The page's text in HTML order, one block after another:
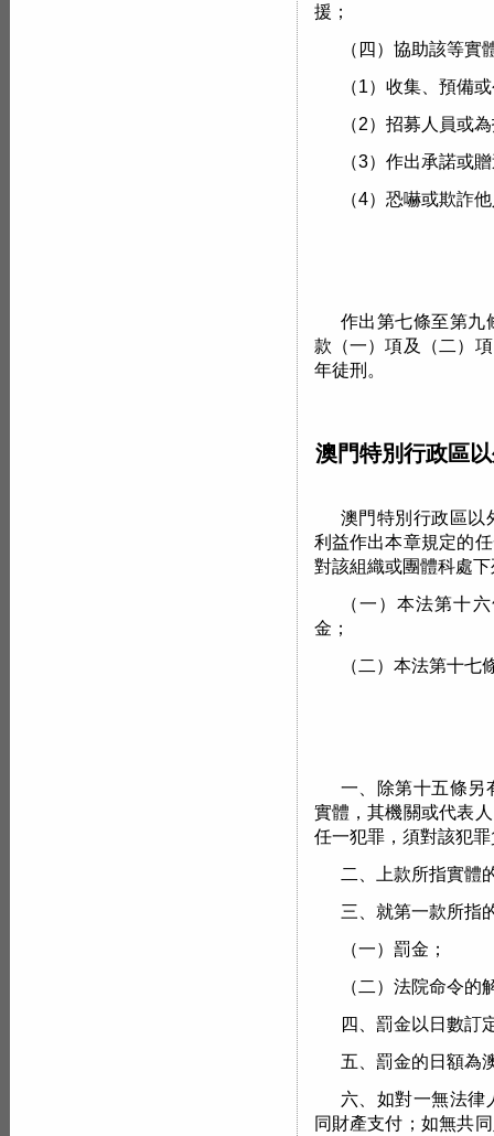
援；
（四）協助該等實
（1）收集、預備
（2）招募人員或
（3）作出承諾或
（4）恐嚇或欺詐
作出第七條至第九
款（一）項及（二）
年徒刑。
澳門特別行政區
澳門特別行政區以
利益作出本章規定的
對該組織或團體科處
（一）本法第十
金；
（二）本法第十七
一、除第十五條另
實體，其機關或代表
任一犯罪，須對該犯
二、上款所指實體
三、就第一款所指
（一）罰金；
（二）法院命令的
四、罰金以日數訂
五、罰金的日額為
六、如對一無法律
同財產支付；如無共